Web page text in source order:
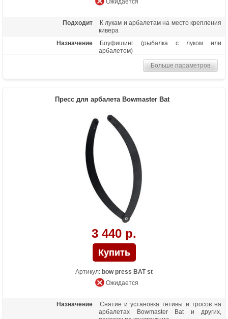
Ожидается
Подходит
К лукам и арбалетам на место крепления
кивера
Назначение
Боуфишинг (рыбалка с луком или
арбалетом)
Больше параметров
Пресс для арбалета Bowmaster Bat
3 440 р.
Артикул: bow press BAT st
Ожидается
Назначение
Снятие и установка тетивы и тросов на
арбалетах Bowmaster Bat и других,